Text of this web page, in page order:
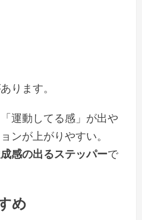
ります。
運動してる感」が出や
ンが上がりやすい。
感の出るステッパーで
め